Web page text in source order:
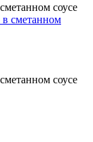
соусе
соусе